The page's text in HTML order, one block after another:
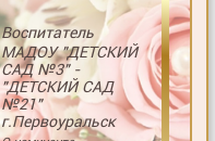
Воспитатель
МАДОУ "ДЕТСКИЙ
САД №3" -
"ДЕТСКИЙ САД
№21"
г.Первоуральск